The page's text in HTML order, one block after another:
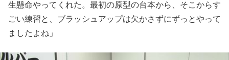
生懸命やってくれた。最初の原型の台本から、そこからす
ごい練習と、ブラッシュアップは欠かさずにずっとやって
ましたよね」